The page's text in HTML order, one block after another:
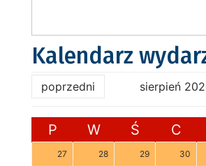
Kalendarz
poprzedni sierpień
P W Ś C
27 28 29 30